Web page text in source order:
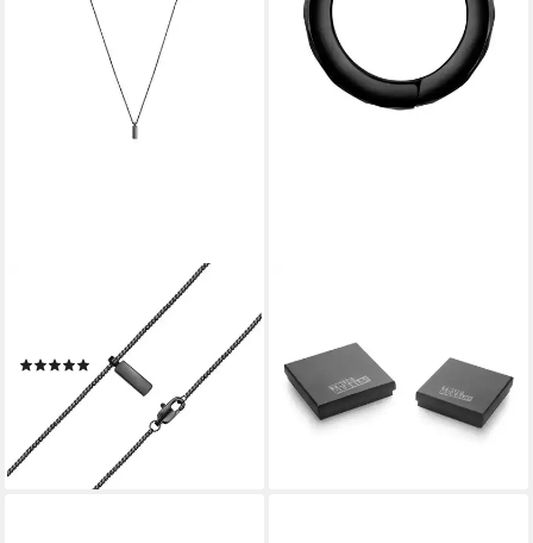
Kette mit Anhänger TR349
(1)
UVP 49,95 €
-44%
lieferbar - in 8-10 Werktagen bei
dir
UVP
-30%
lieferbar - in 8-10 Werktagen bei
dir